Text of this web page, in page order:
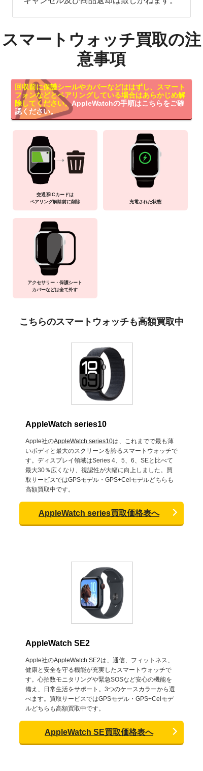
スマートウォッチ買取の注
意事項
回収前に保護シールやカバーなどははずし、スマート
フォンなどとペアリングしている場合はあらかじめ解
除してください。AppleWatchの手順はこちらをご確
認ください。
交通系ICカードは
ペアリング解除前に削除
充電された状態
アクセサリー・保護シート
カバーなどは全て外す
こちらのスマートウォッチも高額買取中
AppleWatch series10
Apple社のAppleWatch series10は、これまでで最も薄
いボディと最大のスクリーンを誇るスマートウォッチで
す。ディスプレイ領域はSeries 4、5、6、SEと比べて
最大30％広くなり、視認性が大幅に向上しました。買
取サービスではGPSモデル・GPS+Celモデルどちらも
高額買取中です。
AppleWatch series買取価格表へ
AppleWatch SE2
Apple社のAppleWatch SE2は、通信、フィットネス、
健康と安全を守る機能が充実したスマートウォッチで
す。心拍数モニタリングや緊急SOSなど安心の機能を
備え、日常生活をサポート。3つのケースカラーから選
べます。買取サービスではGPSモデル・GPS+Celモデ
ルどちらも高額買取中です。
AppleWatch SE買取価格表へ